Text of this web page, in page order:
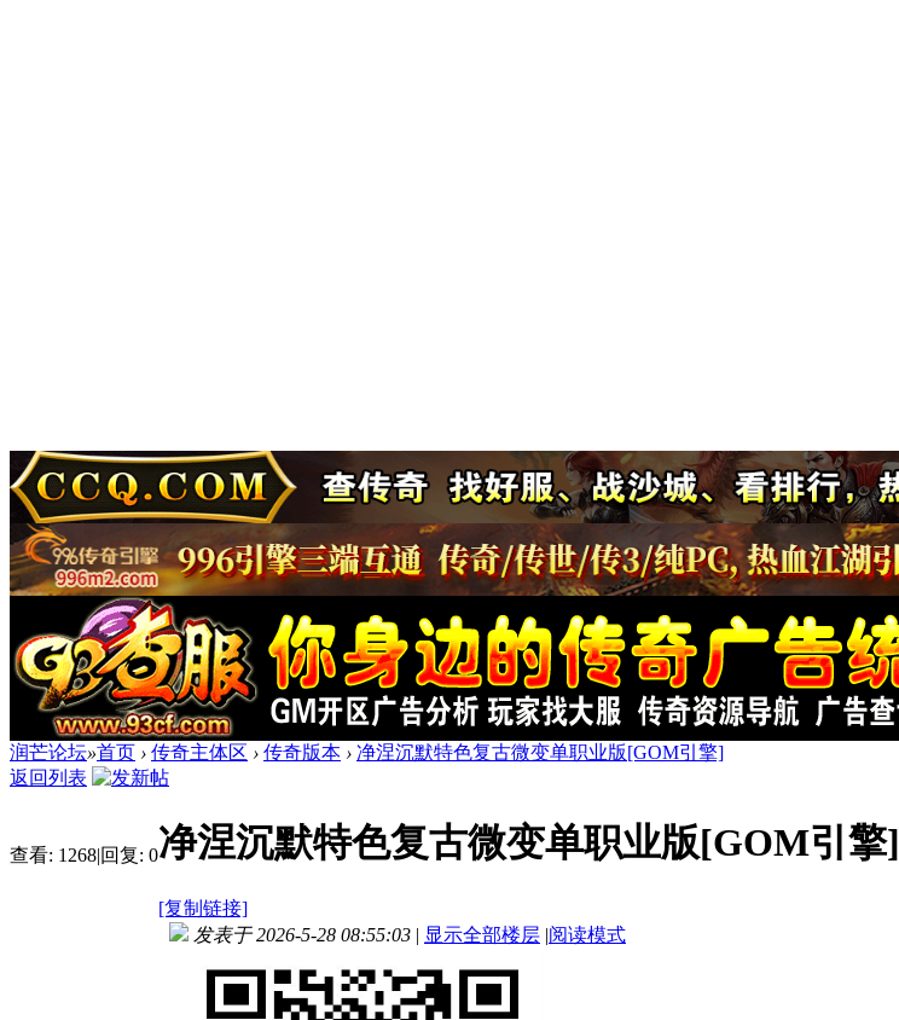
润芒论坛»首页 › 传奇主体区 › 传奇版本 › 净涅沉默特色复古微变单职业版[GOM引擎]
返回列表
查看: 1268|回复: 0净涅沉默特色复古微变单职业版[GOM引擎]
[复制链接]
发表于 2026-5-28 08:55:03 | 显示全部楼层 |阅读模式